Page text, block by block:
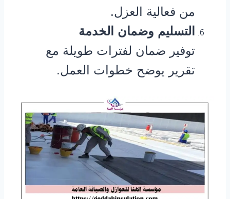
من فعالية العزل.
التسليم وضمان الخدمة
توفير ضمان لفترات طويلة مع
تقرير يوضح خطوات العمل.